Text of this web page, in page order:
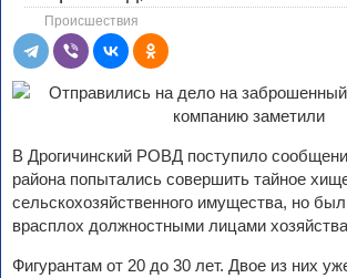
Происшествия
В Дрогичинский РОВД поступило
района попытались совершить тайное
сельскохозяйственного имущества, но
врасплох должностными лицами
Фигурантам от 20 до 30 лет. Двое из них